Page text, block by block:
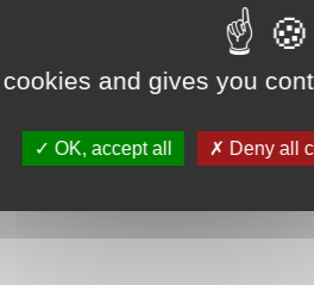
and gives you
OK, accept all Deny all